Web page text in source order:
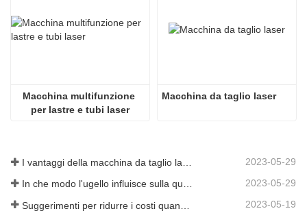
Macchina multifunzione
per lastre e tubi laser
Macchina da taglio laser
2023-05-29
In che modo l'ugello influisce sulla qualità del taglio laser? 2023-05-29
2023-05-19